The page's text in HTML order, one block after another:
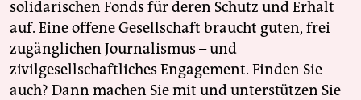
solidarischen Fonds für deren Schutz und Erhalt
auf. Eine offene Gesellschaft braucht guten, frei
zugänglichen Journalismus – und
zivilgesellschaftliches Engagement. Finden Sie
auch? Dann machen Sie mit und unterstützen Sie